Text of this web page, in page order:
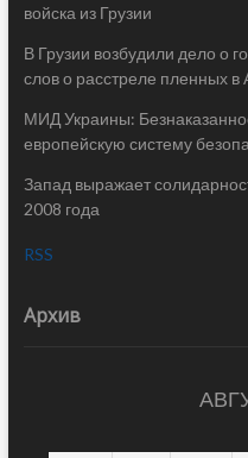
войска из Грузии
В Грузии возбудили дело о
слов о расстреле пленных в
МИД Украины:
европейскую систему
Запад выражает
2008 года
RSS
Архив